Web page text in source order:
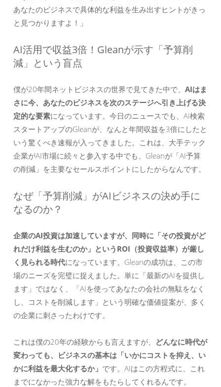
あなたのビジネスで具体的な利益を生み出すヒントがきっ
と見つかりますよ！」
AI活用で収益3倍！Gleanが示す「予算削
減」という盲点
僕が20年間ネットビジネスの世界で見てきた中で、 AIはま
さに今、あなたのビジネスを次のステージへ引き上げる決
定的な要素になっています。今日のニュースでも、AI検索
スタートアップのGleanが、なんと年間収益を3倍にしたと
いう驚くべき速報が入ってきました。これは、大手テック
企業がAI市場に続々と参入する中でも、Gleanが「AI予算
の削減」を主要なセールスポイントにしたからなんです。
なぜ「予算削減」がAIビジネスの決め手に
なるのか？
企業のAI投資は加速していますが、同時に「その投資がど
れだけ利益を生むのか」というROI（投資収益率）が厳し
く見られる時代になっています。Gleanの成功は、この市
場のニーズを完璧に捉えました。単に「最新のAIを提供し
ます」ではなく、「AIを使ってあなたの会社の無駄をなく
し、コストを削減します」という明確な価値提案が、多く
の企業に刺さったわけです。
これは僕の20年の経験からも言えますが、 どんなに時代が
変わっても、ビジネスの基本は「いかにコストを抑え、い
かに利益を最大化するか」 です。AIはこの方程式に、これ
までになかった強力な解をもたらしてくれるんです。